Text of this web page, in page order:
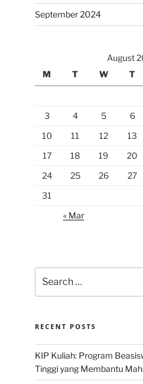
September 2024
August
M
T W T
3
4 5 6
10
11 12 13
17
18 19 20
24
25 26 27
31
« Mar
for:
RECENT POSTS
KIP Kuliah: Program
Tinggi yang Membantu